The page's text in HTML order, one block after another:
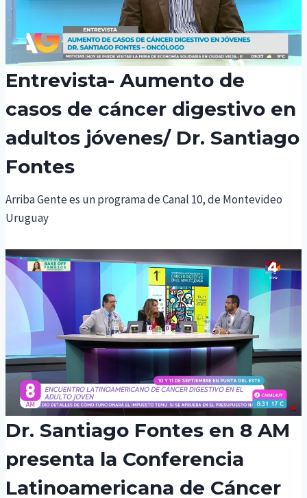
Entrevista- Aumento de
casos de cáncer digestivo en
adultos jóvenes/ Dr. Santiago
Fontes
Arriba Gente es un programa de Canal 10, de Montevideo
Uruguay
Dr. Santiago Fontes en 8 AM
presenta la Conferencia
Latinoamericana de Cáncer